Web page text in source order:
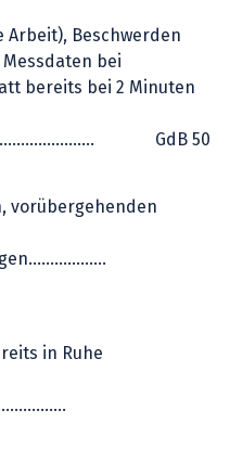
Beschwerden
bei
bereits bei 2 Minuten
GdB 50
vorübergehenden
in Ruhe